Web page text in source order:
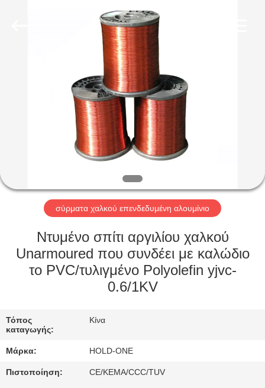
ΠΡΟΪΌΝΤΑ
ΠΕΡΊΠΟΥ
ΕΜΕΊΣ
ΓΎΡΟΣ
ΕΡΓΟΣΤΑΣΊΩΝ
ΜΑΣ
ΕΛΆΤΕ
σύρματα χαλκού επενδεδυμένη αλουμίνιο
Ντυμένο σπίτι αργιλίου χαλκού
Unarmoured που συνδέει με καλώδιο
το PVC/τυλιγμένο Polyolefin yjvc-
0.6/1KV
Τόπος
καταγωγής:
Κίνα
Μάρκα: HOLD-ONE
Πιστοποίηση: CE/KEMA/CCC/TUV